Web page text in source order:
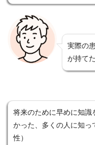
実際の
が持てた
将来のために早めに知識
かった、多くの人に知っ
性）